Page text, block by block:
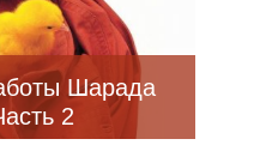
Шарада
2